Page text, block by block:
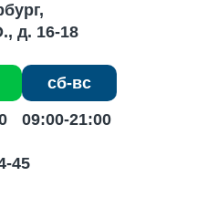
д. 16-18
сб-вс
09:00-21:00
45